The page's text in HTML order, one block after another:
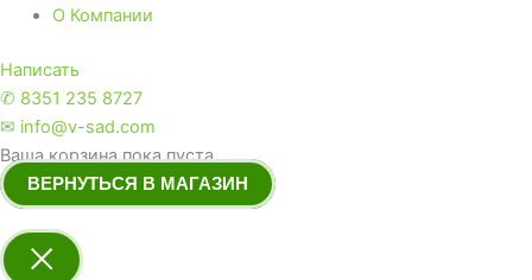
О Компании
Написать
✆ 8351 235 8727
✉ info@v-sad.com
Ваша корзина пока пуста.
ВЕРНУТЬСЯ В МАГАЗИН